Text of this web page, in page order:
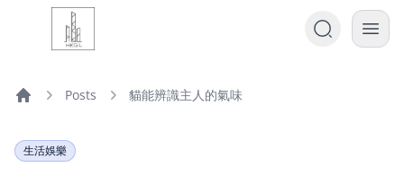
Posts 貓能辨識主人的氣味
生活娛樂